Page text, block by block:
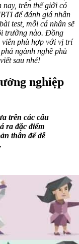
nay, trên thế giới có
để đánh giá nhân
test, mỗi cá nhân sẽ
trường nào. Đồng
viên phù hợp với vị trí
ngành nghề phù
sau nhé!
nghiệp
trên các câu
ra đặc điểm
thân để dễ